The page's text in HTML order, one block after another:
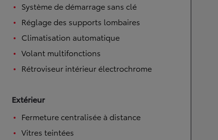
Système de démarrage sans clé
Réglage des supports lombaires
Climatisation automatique
Volant multifonctions
Rétroviseur intérieur électrochrome
Extérieur
Fermeture centralisée à distance
Vitres teintées